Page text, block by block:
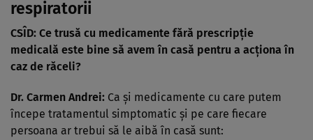
respiratorii
CSÎD: Ce trusă cu medicamente fără prescripție
medicală este bine să avem în casă pentru a acționa în
caz de răceli?
Dr. Carmen Andrei: Ca și medicamente cu care putem
începe tratamentul simptomatic și pe care fiecare
persoana ar trebui să le aibă în casă sunt: